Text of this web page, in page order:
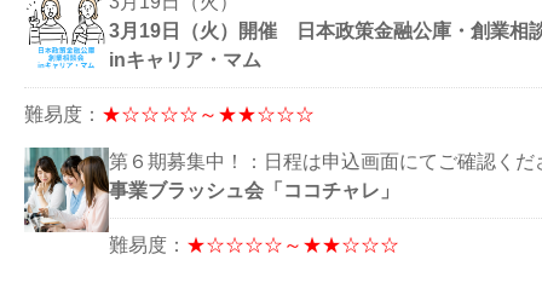
3月19日（火）開催 日本政策金融公庫・創業相
inキャリア・マム
難易度： ★☆☆☆☆～★★☆☆☆
第６期募集中！：日程は申込画面にてご確認くだ
事業ブラッシュ会「ココチャレ」
難易度： ★☆☆☆☆～★★☆☆☆